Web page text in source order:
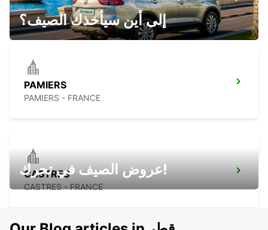
MONTAUBAN - FRANCE
PAMIERS
PAMIERS - FRANCE
CASTRES
CASTRES - FRANCE
إلى أين سيأخذك الصيف؟
عروض الصيف في تحرك!